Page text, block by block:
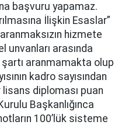
başvuru yapamaz.
İlişkin Esaslar”
hizmete
unvanları arasında
şartı aranmamakta olup
kadro sayısından
diploması puan
Başkanlığınca
100’lük sisteme